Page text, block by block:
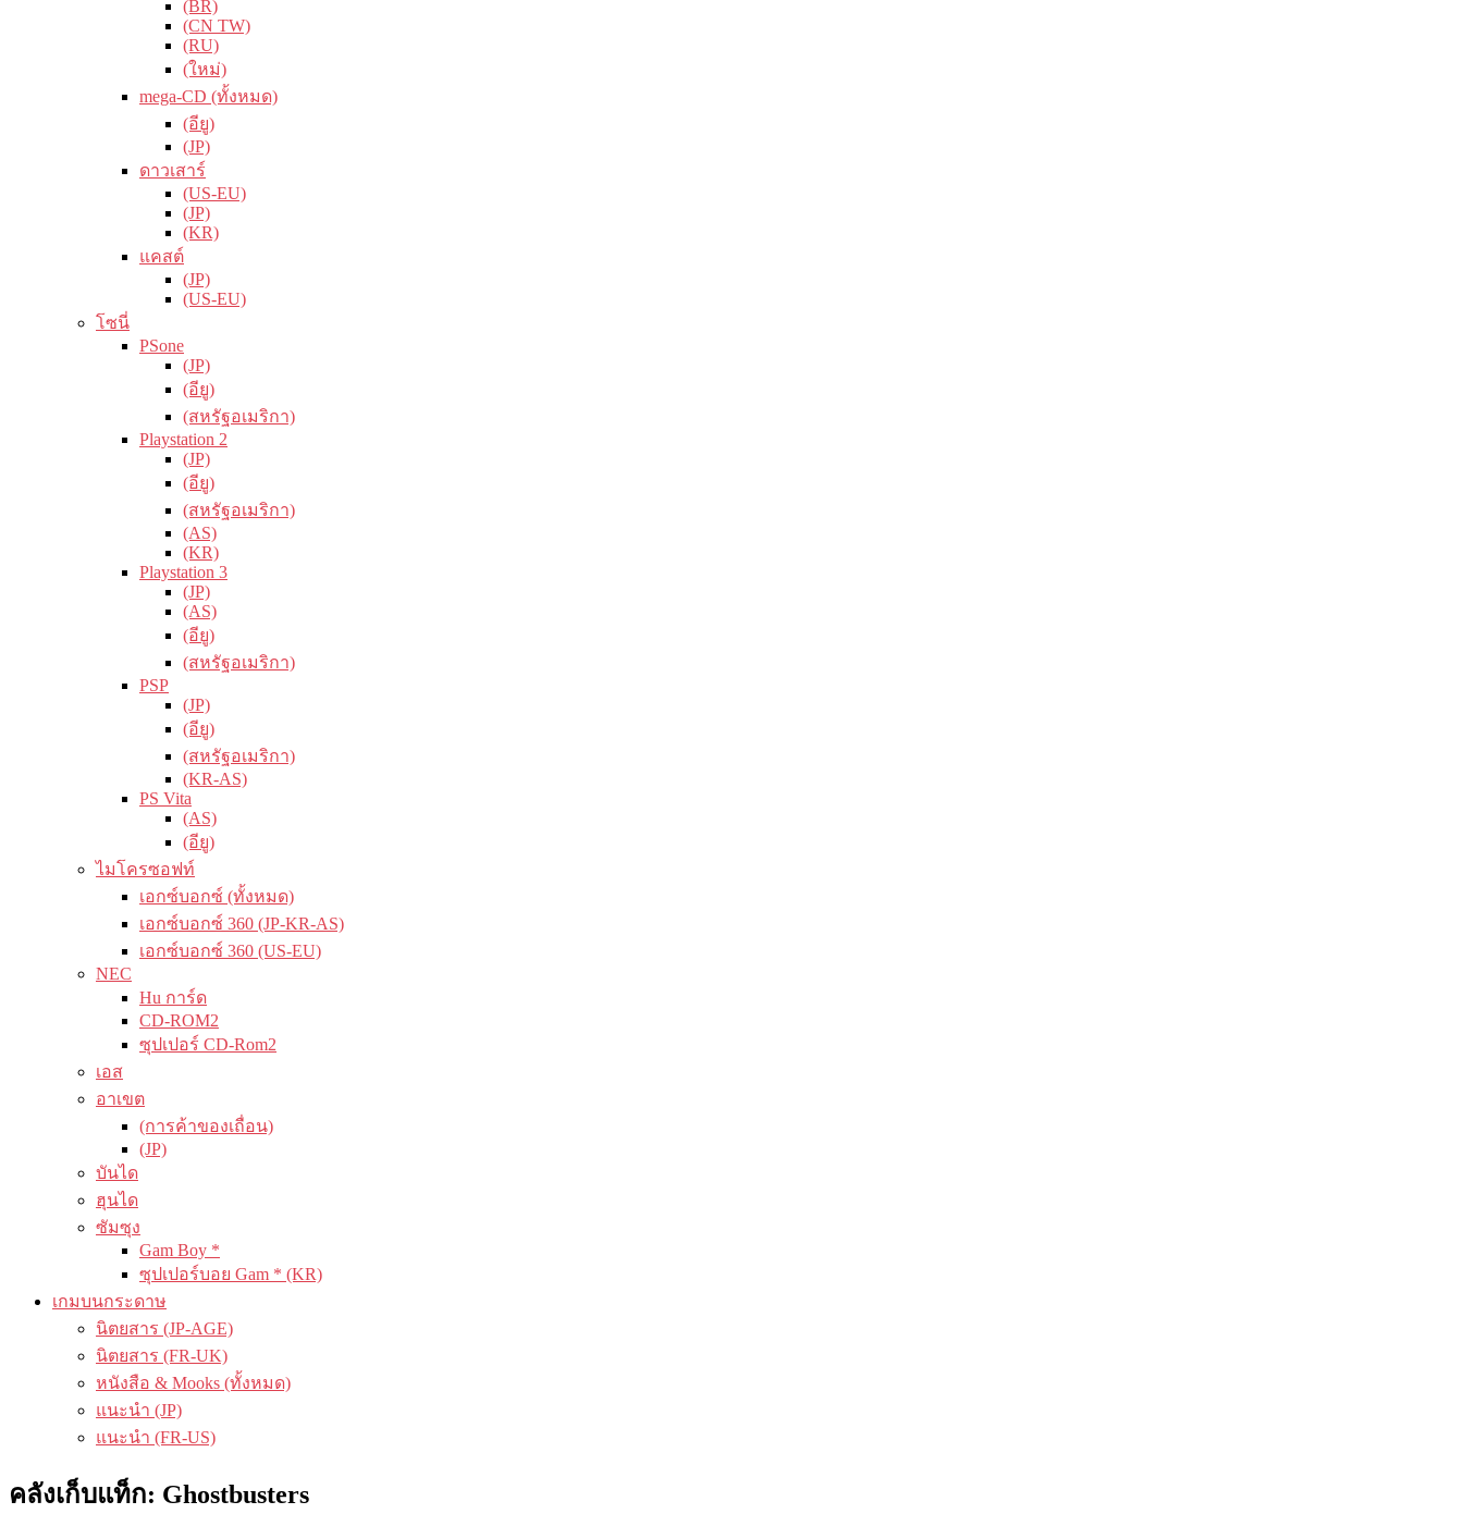
(BR)
(CN TW)
(RU)
(ใหม่)
mega-CD (ทั้งหมด)
(อียู)
(JP)
ดาวเสาร์
(US-EU)
(JP)
(KR)
แคสต์
(JP)
(US-EU)
โซนี่
PSone
(JP)
(อียู)
(สหรัฐอเมริกา)
Playstation 2
(JP)
(อียู)
(สหรัฐอเมริกา)
(AS)
(KR)
Playstation 3
(JP)
(AS)
(อียู)
(สหรัฐอเมริกา)
PSP
(JP)
(อียู)
(สหรัฐอเมริกา)
(KR-AS)
PS Vita
(AS)
(อียู)
ไมโครซอฟท์
เอกซ์บอกซ์ (ทั้งหมด)
เอกซ์บอกซ์ 360 (JP-KR-AS)
เอกซ์บอกซ์ 360 (US-EU)
NEC
Hu การ์ด
CD-ROM2
ซุปเปอร์ CD-Rom2
เอส
อาเขต
(การค้าของเถื่อน)
(JP)
บันได
ฮุนได
ซัมซุง
Gam Boy *
ซุปเปอร์บอย Gam * (KR)
เกมบนกระดาษ
นิตยสาร (JP-AGE)
นิตยสาร (FR-UK)
หนังสือ & Mooks (ทั้งหมด)
แนะนำ (JP)
แนะนำ (FR-US)
คลังเก็บแท็ก: Ghostbusters